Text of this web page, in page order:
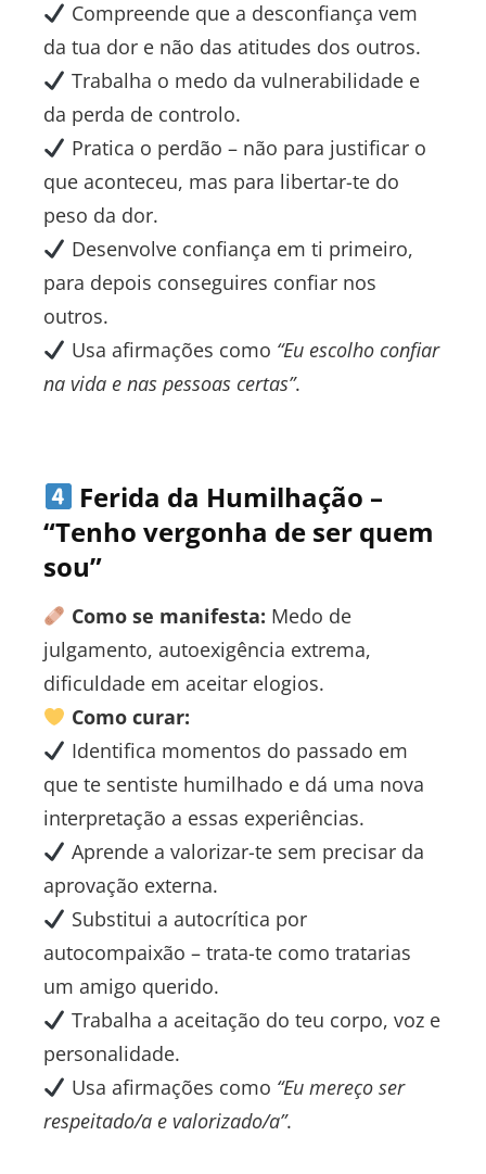
Compreende que a desconfiança vem
da tua dor e não das atitudes dos outros.
Trabalha o medo da vulnerabilidade e
da perda de controlo.
Pratica o perdão – não para justificar o
que aconteceu, mas para libertar-te do
peso da dor.
Desenvolve confiança em ti primeiro,
para depois conseguires confiar nos
outros.
Usa afirmações como “Eu escolho confiar
na vida e nas pessoas certas”.
Ferida da Humilhação –
“Tenho vergonha de ser quem
sou”
Como se manifesta: Medo de
julgamento, autoexigência extrema,
dificuldade em aceitar elogios.
Como curar:
Identifica momentos do passado em
que te sentiste humilhado e dá uma nova
interpretação a essas experiências.
Aprende a valorizar-te sem precisar da
aprovação externa.
Substitui a autocrítica por
autocompaixão – trata-te como tratarias
um amigo querido.
Trabalha a aceitação do teu corpo, voz e
personalidade.
Usa afirmações como “Eu mereço ser
respeitado/a e valorizado/a”.